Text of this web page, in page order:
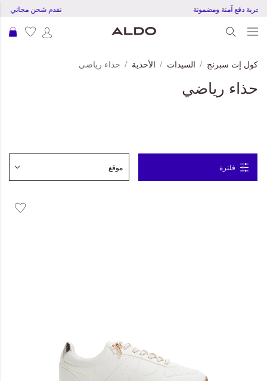
نقدم شحن مجاني تجربة دفع آمنة ومضمونة
ملابس العمل
Leather Collection
كول إت سبرنج السيدات الأحذية حذاء رياضي
حذاء رياضي
فلترة